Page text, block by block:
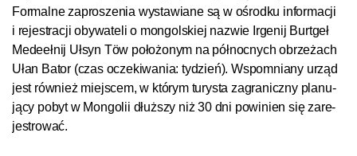
For­mal­ne za­pro­sze­nia wy­sta­wia­ne są w ośrod­ku in­for­ma­cji
i re­jes­t­ra­cji oby­wa­te­li o mon­gol­s­kiej na­zwie Ir­ge­nij Bur­t­geł
Me­de­eł­nij Uł­syn Töw po­ło­żo­nym na pół­noc­nych ob­rze­żach
Ułan Ba­tor (czas ocze­ki­wa­nia: ty­dzień). Wspo­mnia­ny urząd
jest rów­nież miej­s­cem, w któ­rym tu­rys­ta za­gra­nicz­ny pla­nu­
ją­cy po­byt w Mon­go­li­i dłuż­szy niż 30 dni po­wi­nien się za­re­
jes­t­ro­wać.